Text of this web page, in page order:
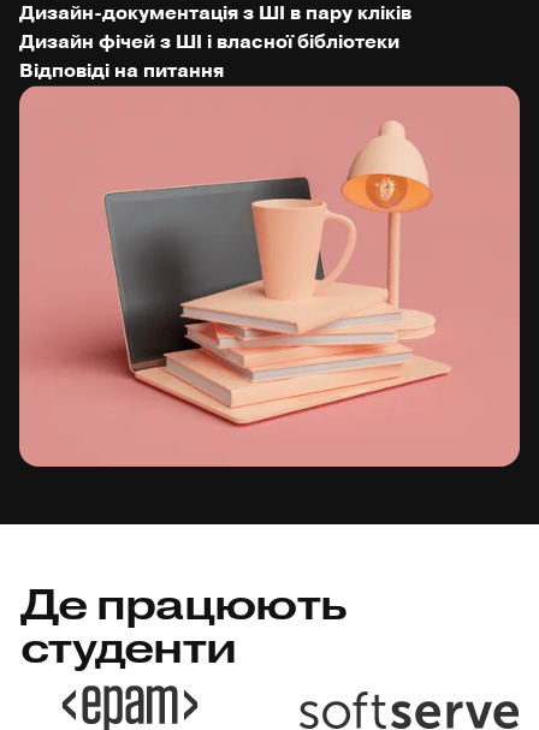
Дизайн-документація з ШІ в пару кліків
Дизайн фічей з ШІ і власної бібліотеки
Відповіді на питання
Де працюють
студенти